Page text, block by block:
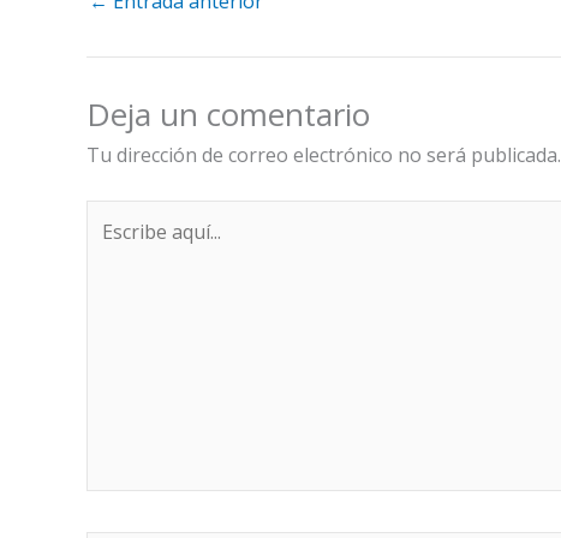
Deja un comentario
Tu dirección de correo electrónico no será publicada.
aquí...